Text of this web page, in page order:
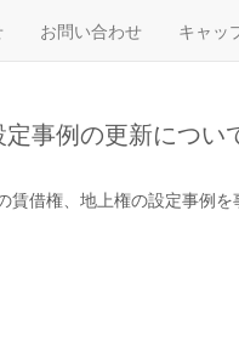
お問い合わせ キャッ
事例の更新につい
借権、地上権の設定事例